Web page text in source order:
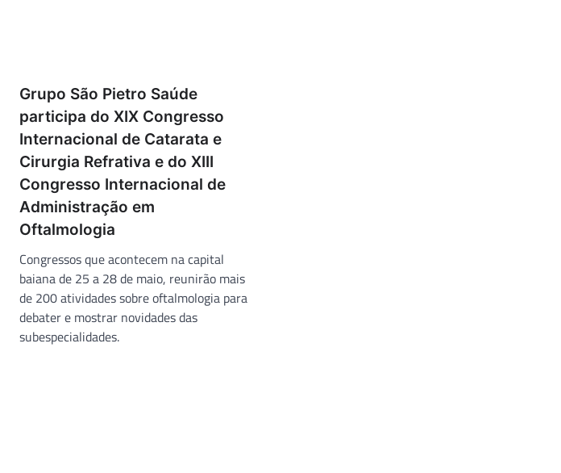
Grupo São Pietro Saúde
participa do XIX Congresso
Internacional de Catarata e
Cirurgia Refrativa e do XIII
Congresso Internacional de
Administração em
Oftalmologia
Congressos que acontecem na capital
baiana de 25 a 28 de maio, reunirão mais
de 200 atividades sobre oftalmologia para
debater e mostrar novidades das
subespecialidades.